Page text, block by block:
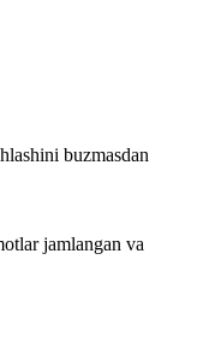
buzmasdan
jamlangan va